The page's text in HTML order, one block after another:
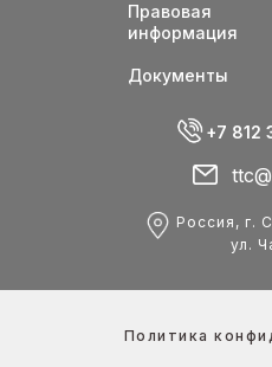
+7 812
Россия, г.
ул.
Правовая
информация
Документы
Политика